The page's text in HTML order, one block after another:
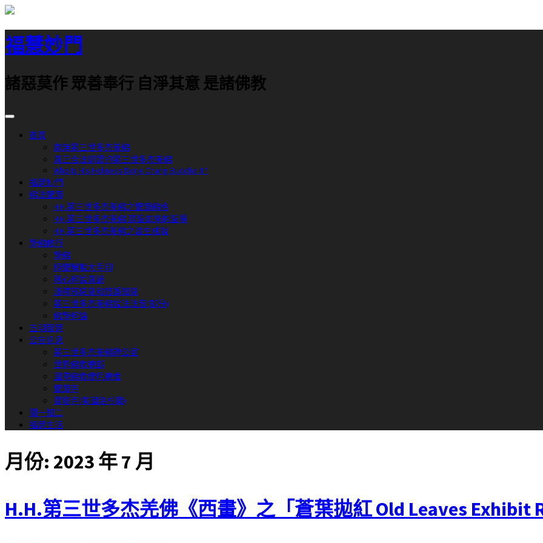
跳
至
主
要
容
福慧妙門
諸惡莫作 眾善奉行 自淨其意 是諸佛教
首頁
南無第三世多杰羌佛
真正合法認證的第三世多杰羌佛
Who Is His Holiness Dorje Chang Buddha III?
福慧妙門
佛法聖蹟
H.H.第三世多杰羌佛之聖蹟佛格
H.H.第三世多杰羌佛 頂聖如來的聖量
H.H.第三世多杰羌佛之渡生成就
學佛修行
學佛
極聖解脫大手印
藉心經說真諦
淺釋邪惡見和錯誤知見
第三世多杰羌佛說法法音(部分)
佛學經論
五明智慧
公告訊息
第三世多杰羌佛辦公室
世界佛教總部
國際佛教僧尼總會
聖蹟寺
寶塔寺(美國洛杉磯)
聞一知二
福慧生活
月份: 2023 年 7 月
H.H.第三世多杰羌佛《西畫》之「蒼葉拋紅 Old Leaves Exhibit